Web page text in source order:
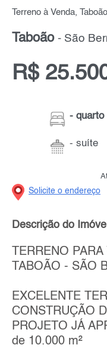
Terreno à Venda,
Taboão - São
R$
- quarto
- suíte
Solicite o endereço
Descrição do Imóvel
TERRENO
TABOÃO - SÃO
EXCELENTE
CONSTRUÇÃO
PROJETO JÁ
de 10.000 m²